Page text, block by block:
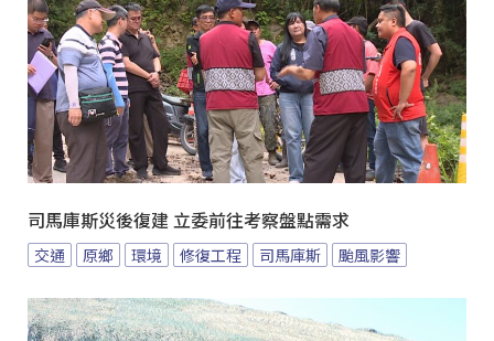
司馬庫斯災後復建 立委前往考察盤點需求
交通 原鄉 環境 修復工程 司馬庫斯 颱風影響